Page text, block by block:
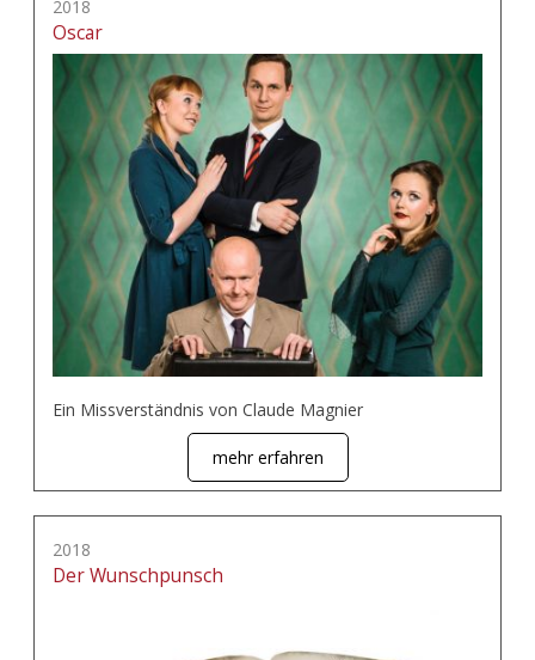
2018
Oscar
Ein Missverständnis von Claude Magnier
mehr erfahren
2018
Der Wunschpunsch